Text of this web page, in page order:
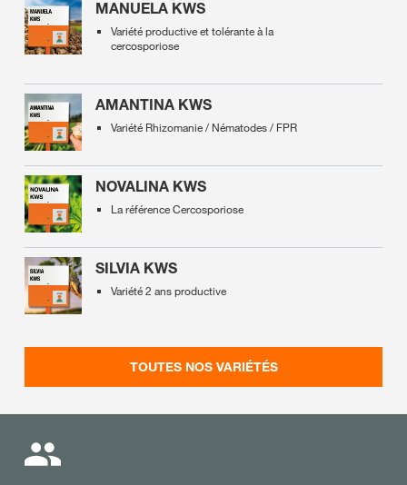
MANUELA KWS
Variété productive et tolérante à la
cercosporiose
AMANTINA KWS
Variété Rhizomanie / Nématodes / FPR
NOVALINA KWS
La référence Cercosporiose
SILVIA KWS
Variété 2 ans productive
TOUTES NOS VARIÉTÉS